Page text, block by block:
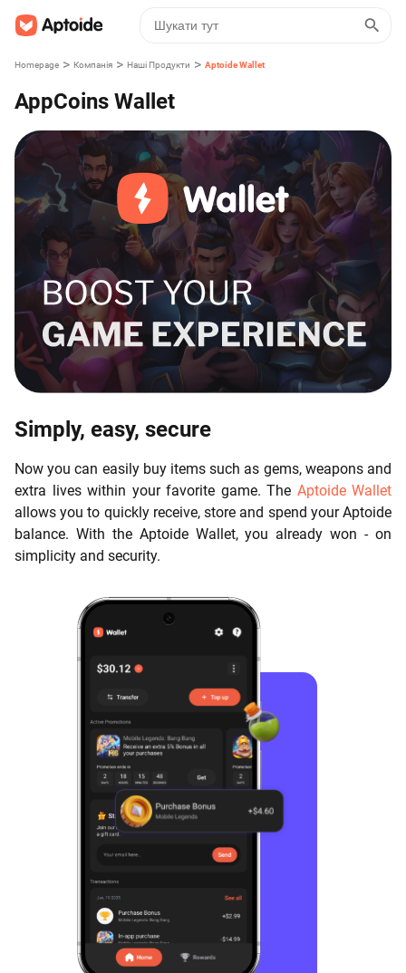
Homepage > Компанія > Наші Продукти > Aptoide Wallet
AppCoins Wallet
Simply, easy, secure
Now you can easily buy items such as gems, weapons and
extra lives within your favorite game. The Aptoide Wallet
allows you to quickly receive, store and spend your Aptoide
balance. With the Aptoide Wallet, you already won - on
simplicity and security.